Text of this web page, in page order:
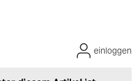
einloggen